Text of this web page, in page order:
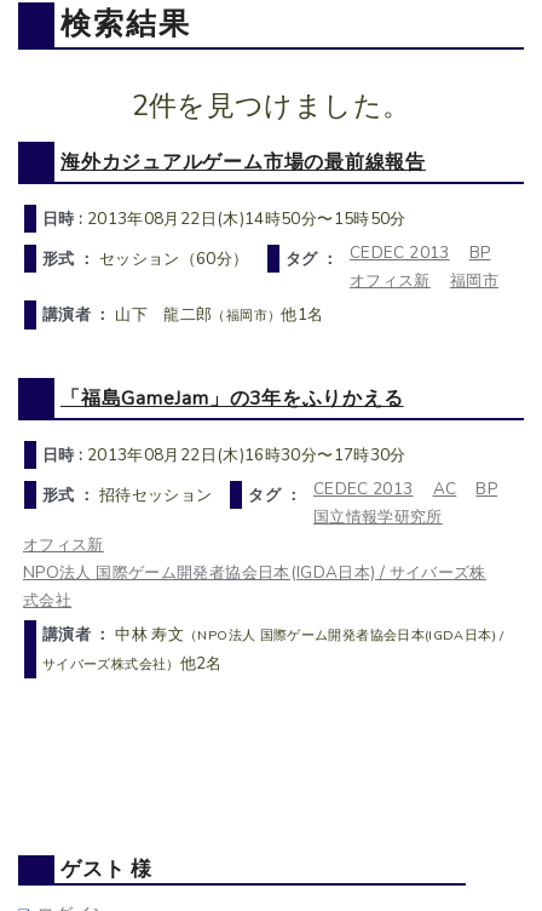
検索結果
2件を見つけました。
海外カジュアルゲーム市場の最前線報告
日時 : 2013年08月22日(木)14時50分〜15時50分
形式 ： セッション（60分） タグ ： CEDEC 2013
BP
オフィス新
福岡市
講演者 ： 山下 龍二郎 （福岡市）他1名
「福島GameJam」の3年をふりかえる
日時 : 2013年08月22日(木)16時30分〜17時30分
形式 ： 招待セッション タグ ： CEDEC 2013 AC
BP
国立情報学研究所
オフィス新
NPO法人 国際ゲーム開発者協会日本(IGDA日本) / サイバーズ株
式会社
講演者 ：中林 寿文 （NPO法人 国際ゲーム開発者協会日本(IGDA日本) /
サイバーズ株式会社） 他2名
ゲスト 様